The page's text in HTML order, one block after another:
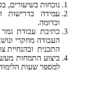
נוכחות בשיעורים,
עמידה בדרישות
וכדומה.
כתיבת עבודת
העבודה מחקרי
התכנית ובהנחיית
למספר שעות